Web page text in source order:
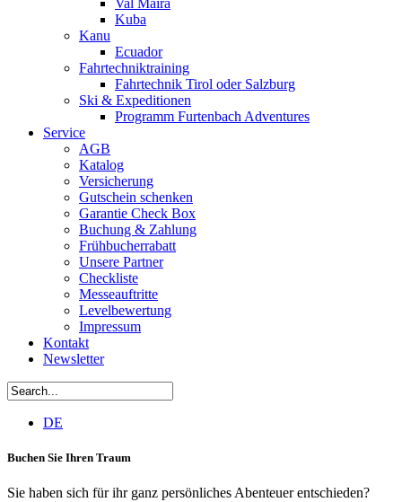
Val Maira
Kuba
Kanu
Ecuador
Fahrtechniktraining
Fahrtechnik Tirol oder Salzburg
Ski & Expeditionen
Programm Furtenbach Adventures
Service
AGB
Katalog
Versicherung
Gutschein schenken
Garantie Check Box
Buchung & Zahlung
Frühbucherrabatt
Unsere Partner
Checkliste
Messeauftritte
Levelbewertung
Impressum
Kontakt
Newsletter
DE
Buchen Sie Ihren Traum
Sie haben sich für ihr ganz persönliches Abenteuer entschieden?